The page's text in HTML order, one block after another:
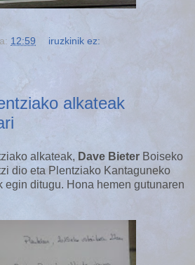
12:59 iruzkinik ez:
alkateak
alkateak, Dave Bieter Boiseko
dio eta Plentziako Kantaguneko
egin ditugu. Hona hemen gutunaren